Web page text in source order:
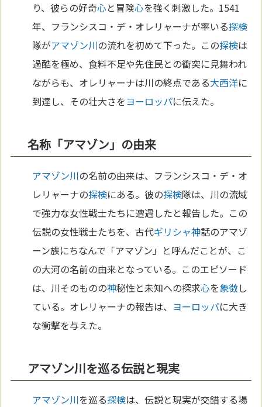
り、彼らの好奇心と冒険心を強く刺激した。1541
年、フランシスコ・デ・オレリャーナが率いる探検
隊がアマゾン川の流れを初めて下った。この探検は
過酷を極め、食料不足や先住民との衝突に見舞われ
ながらも、オレリャーナは川の終点である大西洋に
到達し、その壮大さをヨーロッパに伝えた。
名称「アマゾン」の由来
アマゾン川の名前の由来は、フランシスコ・デ・オ
レリャーナの探検にある。彼の探検隊は、川の流域
で強力な女性戦士たちに遭遇したと報告した。この
伝説の女性戦士たちを、古代ギリシャ神話のアマゾ
ーン族にちなんで「アマゾン」と呼んだことが、こ
の大河の名前の由来となっている。このエピソード
は、川そのものの神秘性と未知への探求心を象徴し
ている。オレリャーナの報告は、 ヨーロッパに大き
な衝撃を与えた。
アマゾン川を巡る伝説と現実
アマゾン川を巡る探検は、伝説と現実が交錯する場